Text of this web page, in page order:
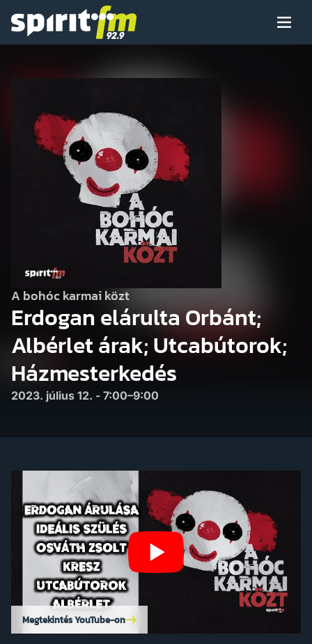
Spirit
Menü
Arcaink
Műsor
Hírek
A bohóc karmai közt
Erdogan elárulta Orbánt;
Albérlet árak; Utcabútorok;
Házmesterkedés
2023. július 12. - 7:00–9:00
Megtekintés YouTube-on